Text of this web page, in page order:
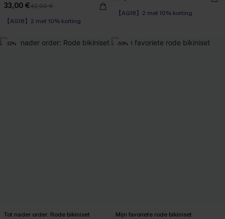
33,00 €42,00 €
【AG18】2 met 10% korting
【AG18】2 met 10% korting
-12%
Tot nader order: Rode bikiniset
-50%
Mijn favoriete rode bikiniset